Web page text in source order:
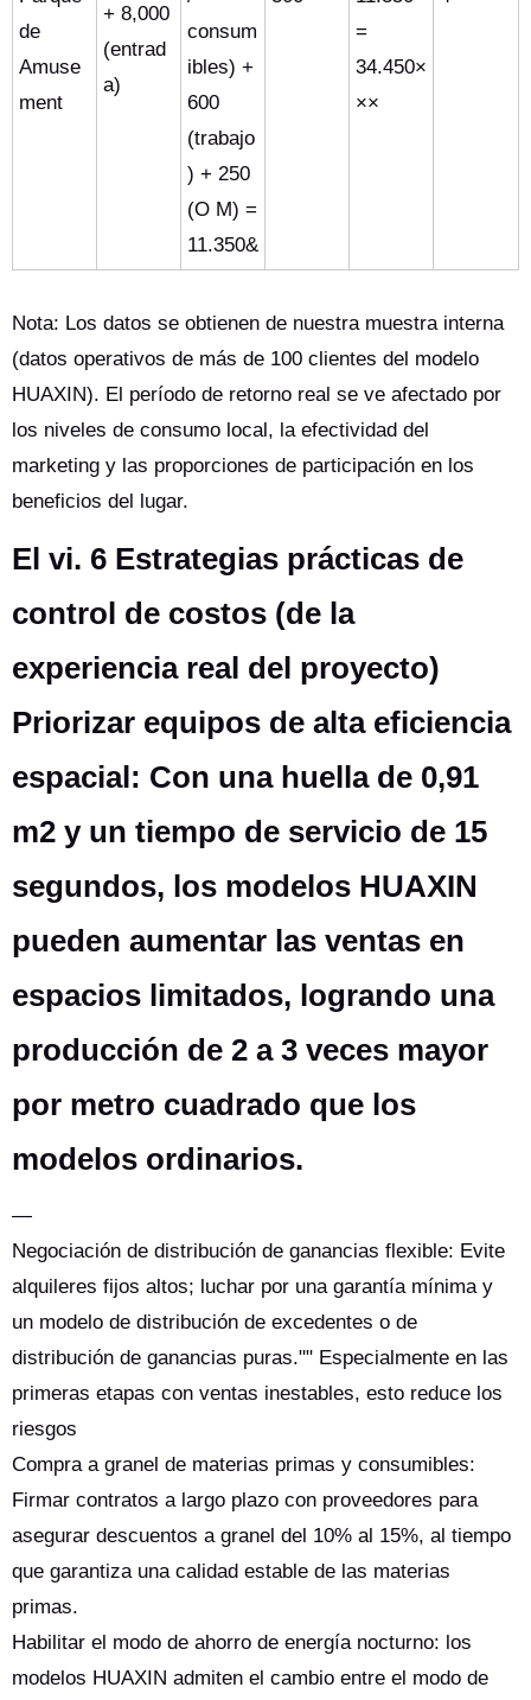
de
Amuse
ment
+ 8,000
(entrad
a)
consum
ibles) +
600
(trabajo
) + 250
(O M) =
11.350&
=
34.450×
××
Nota: Los datos se obtienen de nuestra muestra interna
(datos operativos de más de 100 clientes del modelo
HUAXIN). El período de retorno real se ve afectado por
los niveles de consumo local, la efectividad del
marketing y las proporciones de participación en los
beneficios del lugar.
El vi. 6 Estrategias prácticas de
control de costos (de la
experiencia real del proyecto)
Priorizar equipos de alta eficiencia
espacial: Con una huella de 0,91
m2 y un tiempo de servicio de 15
segundos, los modelos HUAXIN
pueden aumentar las ventas en
espacios limitados, logrando una
producción de 2 a 3 veces mayor
por metro cuadrado que los
modelos ordinarios.
—
Negociación de distribución de ganancias flexible: Evite
alquileres fijos altos; luchar por una garantía mínima y
un modelo de distribución de excedentes o de
distribución de ganancias puras."" Especialmente en las
primeras etapas con ventas inestables, esto reduce los
riesgos
Compra a granel de materias primas y consumibles:
Firmar contratos a largo plazo con proveedores para
asegurar descuentos a granel del 10% al 15%, al tiempo
que garantiza una calidad estable de las materias
primas.
Habilitar el modo de ahorro de energía nocturno: los
modelos HUAXIN admiten el cambio entre el modo de